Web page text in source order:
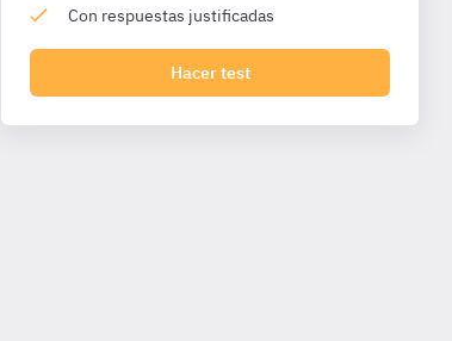
Con respuestas justificadas
Hacer test